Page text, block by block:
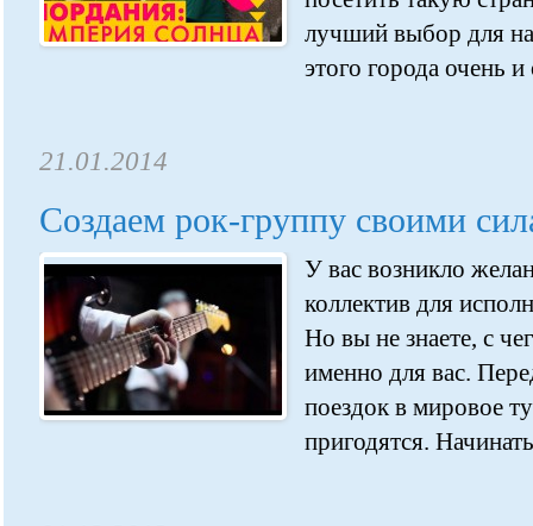
лучший выбор для
этого города очень и
21.01.2014
Создаем рок-группу своими
У вас возникло
коллектив для
Но вы не знаете, с
именно для вас.
поездок в мировое
пригодятся.